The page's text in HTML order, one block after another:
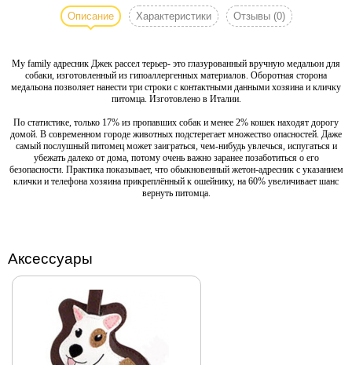
рассел терьер -
вручную
медальон для
изготовленный
из
гипоаллергенных
материалов.
Оборотная
нанести три
хозяина и кличку
Изготовлено в
Описание Характеристики Отзывы (0)
My family адресник Джек рассел терьер- это глазурованный вручную медальон для
собаки, изготовленный из гипоаллергенных материалов. Оборотная сторона
медальона позволяет нанести три строки с контактными данными хозяина и кличку
питомца. Изготовлено в Италии.
По статистике, только 17% из пропавших собак и менее 2% кошек находят дорогу
домой. В современном городе животных подстерегает множество опасностей. Даже
самый послушный питомец может заиграться, чем-нибудь увлечься, испугаться и
убежать далеко от дома, потому очень важно заранее позаботиться о его
безопасности. Практика показывает, что обыкновенный жетон-адресник с указанием
клички и телефона хозяина прикреплённый к ошейнику, на 60% увеличивает шанс
вернуть питомца.
Аксессуары